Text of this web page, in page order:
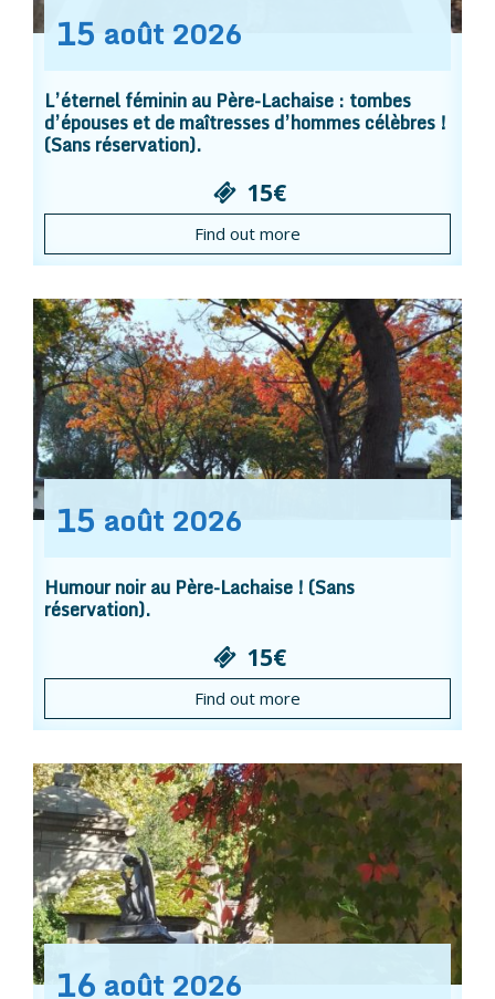
15 août 2026
L’éternel féminin au Père-Lachaise : tombes
d’épouses et de maîtresses d’hommes célèbres !
(Sans réservation).
15€
Find out more
15 août 2026
Humour noir au Père-Lachaise ! (Sans
réservation).
15€
Find out more
16 août 2026